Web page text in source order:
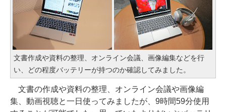
文書作成や資料の整理、オンライン会議、画像編集などを行
い、どの程度バッテリーが持つのか確認してみました。
文書の作成や資料の整理、オンライン会議や画像編
集、動画視聴と一日使ってみましたが、9時間59分使用